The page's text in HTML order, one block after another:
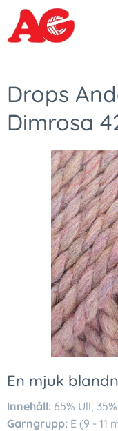
Drops
Dimrosa
En mjuk
Innehåll: 65% Ull,
Garngrupp: E (9 - 11